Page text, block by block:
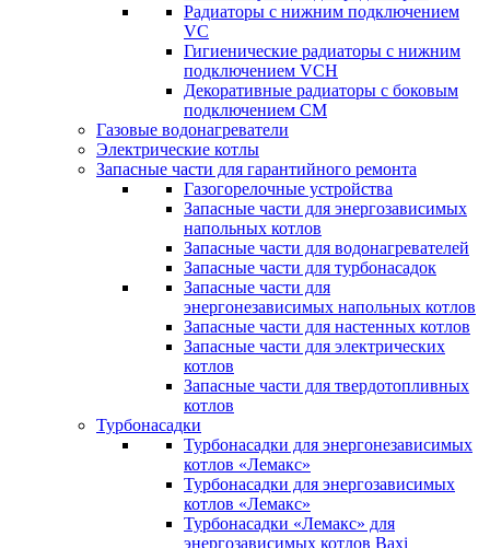
Радиаторы c нижним подключением
VC
Гигиенические радиаторы c нижним
подключением VCH
Декоративные радиаторы с боковым
подключением CM
Газовые водонагреватели
Электрические котлы
Запасные части для гарантийного ремонта
Газогорелочные устройства
Запасные части для энергозависимых
напольных котлов
Запасные части для водонагревателей
Запасные части для турбонасадок
Запасные части для
энергонезависимых напольных котлов
Запасные части для настенных котлов
Запасные части для электрических
котлов
Запасные части для твердотопливных
котлов
Турбонасадки
Турбонасадки для энергонезависимых
котлов «Лемакс»
Турбонасадки для энергозависимых
котлов «Лемакс»
Турбонасадки «Лемакс» для
энергозависимых котлов Baxi